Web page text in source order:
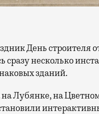
сразу несколько
зданий.
Лубянке, на